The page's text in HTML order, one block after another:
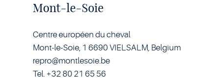
Mont-le-Soie
Centre européen du cheval
Mont-le-Soie, 1 6690 VIELSALM, Belgium
repro@montlesoie.be
Tel. +32 80 21 65 56